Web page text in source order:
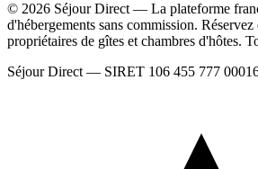
© 2026 Séjour Direct — La plateforme
d'hébergements sans commission.
propriétaires de gîtes et chambres d'hôtes.
Séjour Direct — SIRET 106 455 777